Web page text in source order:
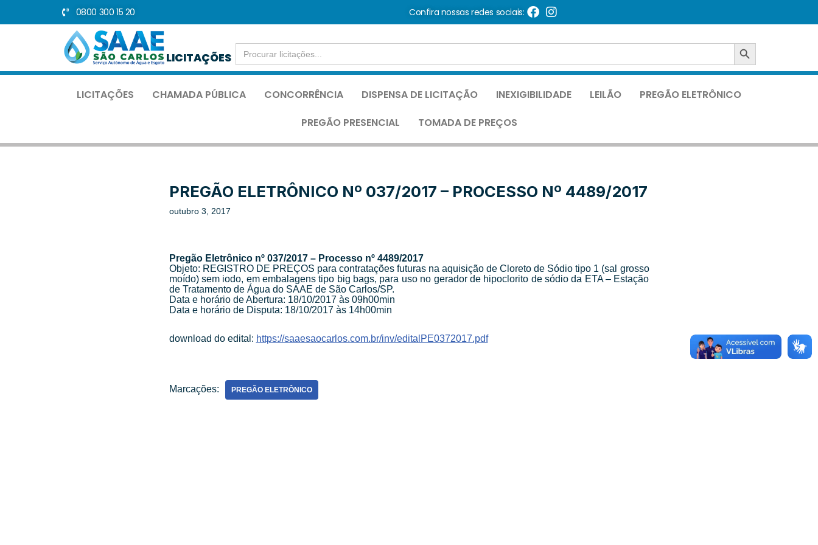
0800 300 15 20 Confira nossas redes sociais:
LICITAÇÕES
Search
for:
SEARCH BUTTON
LICITAÇÕES CHAMADA PÚBLICA CONCORRÊNCIA DISPENSA DE LICITAÇÃO INEXIGIBILIDADE LEILÃO
PREGÃO ELETRÔNICO
PREGÃO PRESENCIAL
TOMADA DE PREÇOS
PREGÃO ELETRÔNICO Nº 037/2017 – PROCESSO Nº 4489/2017
outubro 3, 2017
Pregão Eletrônico nº 037/2017 – Processo nº 4489/2017
Objeto: REGISTRO DE PREÇOS para contratações futuras na aquisição de Cloreto de Sódio tipo 1 (sal grosso
moído) sem iodo, em embalagens tipo big bags, para uso no gerador de hipoclorito de sódio da ETA – Estação
de Tratamento de Água do SAAE de São Carlos/SP.
Data e horário de Abertura: 18/10/2017 às 09h00min
Data e horário de Disputa: 18/10/2017 às 14h00min
download do edital: https://saaesaocarlos.com.br/inv/editalPE0372017.pdf
Marcações: PREGÃO ELETRÔNICO